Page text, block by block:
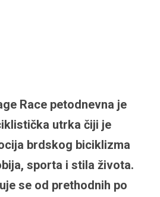
Race petodnevna je
utrka čiji je
brdskog biciklizma
sporta i stila života.
se od prethodnih po